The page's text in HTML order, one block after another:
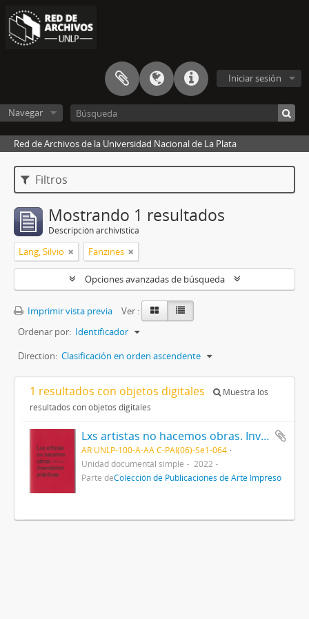
Iniciar sesión
Navegar
Red de Archivos de la Universidad Nacional de La Plata
Filtros
Mostrando 1 resultados
Descripción archivística
Lang, Silvio Fanzines
Opciones avanzadas de búsqueda
Imprimir vista previa
Ver :
Ordenar por: Identificador
Direction: Clasificación en orden ascendente
1 resultados con objetos digitales
Muestra los
resultados con objetos digitales
Lxs artistas no hacemos obras. Inventamos prácticas
AR UNLP-100-A-AA C-PAI(06)-Se1-064
Unidad documental simple
2022
Parte deColección de Publicaciones de Arte Impreso